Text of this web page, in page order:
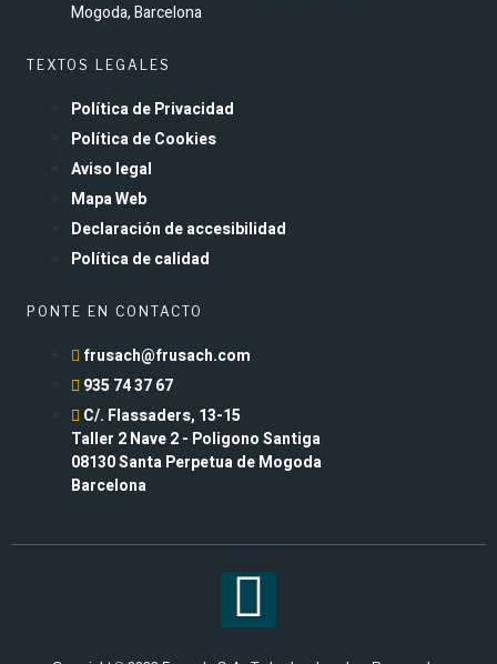
Mogoda, Barcelona
TEXTOS LEGALES
Política de Privacidad
Política de Cookies
Aviso legal
Mapa Web
Declaración de accesibilidad
Política de calidad
PONTE EN CONTACTO
frusach@frusach.com
935 74 37 67
C/. Flassaders, 13-15
Taller 2 Nave 2 - Poligono Santiga
08130 Santa Perpetua de Mogoda
Barcelona